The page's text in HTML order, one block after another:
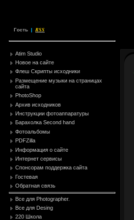
Гость | RSS
Atim Studio
Новое на сайте
Флеш Скрипты исходники
Размещение музыки на страницах
сайта
PhotoShop
Архив исходников
Инструкции фотоаппаратуры
Барахолка Second hand
Фотоальбомы
PDFZilla
Информация о сайте
Интернет сервисы
Спонсорам поддержка сайта
Гостевая
Обратная связь
Все для Photographer.
Все для Desing
220 Школа